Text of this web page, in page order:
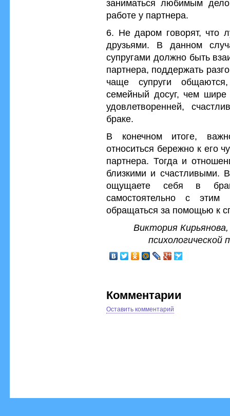
заниматься любимым
работе у партнера.
6. Не даром говорят, что
друзьями. В данном
супругами должно быть
партнера, поддержать
чаще супруги
семейный досуг, чем
удовлетворенней,
браке.
В конечном итоге,
относиться бережно к его
партнера. Тогда и
близкими и счастливыми.
ощущаете себя в
самостоятельно с
обращаться за помощью к
Виктория
Комментарии
Оставить комментарий